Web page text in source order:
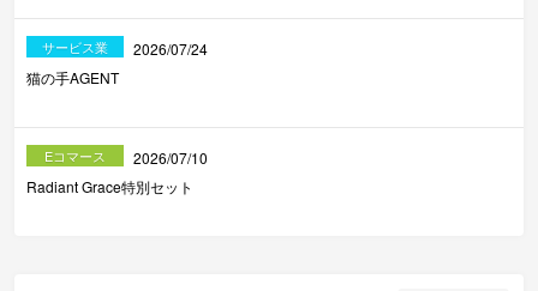
サービス業
2026/07/24
猫の手AGENT
Eコマース
2026/07/10
Radiant Grace特別セット